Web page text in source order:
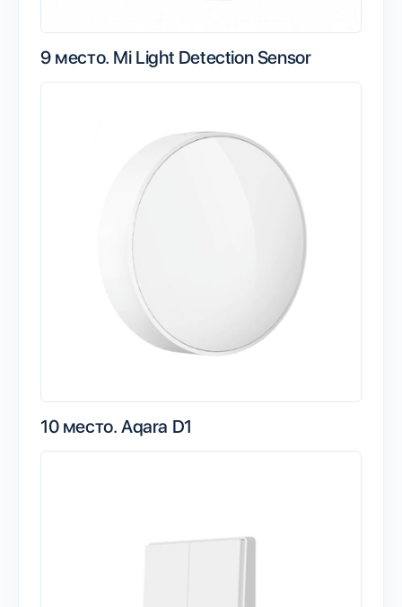
9 место. Mi Light Detection Sensor
10 место. Aqara D1